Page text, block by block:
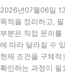
2026년07월06일
목적을 정리하고,
부분은 직접 문의
에 따라 달라질 수
현재 조건을 구체적
확인하는 과정이 필